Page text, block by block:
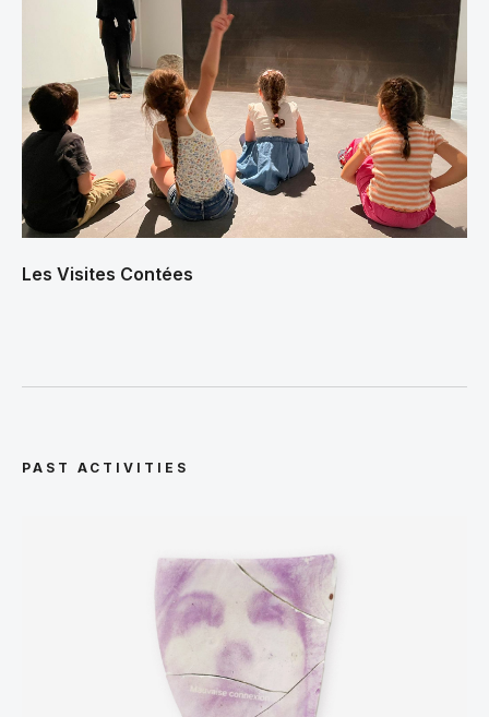
Les Visites Contées
PAST ACTIVITIES